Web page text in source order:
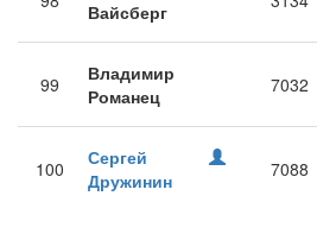
Вайсберг
99
Владимир
Романец
7032
100
Сергей
Дружинин
7088